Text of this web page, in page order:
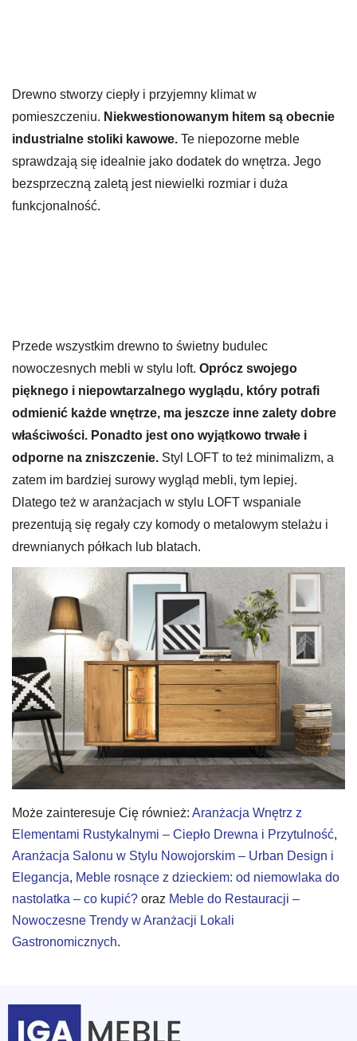
Drewno stworzy ciepły i przyjemny klimat w
pomieszczeniu. Niekwestionowanym hitem są obecnie
industrialne stoliki kawowe. Te niepozorne meble
sprawdzają się idealnie jako dodatek do wnętrza. Jego
bezsprzeczną zaletą jest niewielki rozmiar i duża
funkcjonalność.
Przede wszystkim drewno to świetny budulec
nowoczesnych mebli w stylu loft. Oprócz swojego
pięknego i niepowtarzalnego wyglądu, który potrafi
odmienić każde wnętrze, ma jeszcze inne zalety dobre
właściwości. Ponadto jest ono wyjątkowo trwałe i
odporne na zniszczenie. Styl LOFT to też minimalizm, a
zatem im bardziej surowy wygląd mebli, tym lepiej.
Dlatego też w aranżacjach w stylu LOFT wspaniale
prezentują się regały czy komody o metalowym stelażu i
drewnianych półkach lub blatach.
Może zainteresuje Cię również: Aranżacja Wnętrz z
Elementami Rustykalnymi – Ciepło Drewna i Przytulność,
Aranżacja Salonu w Stylu Nowojorskim – Urban Design i
Elegancja, Meble rosnące z dzieckiem: od niemowlaka do
nastolatka – co kupić? oraz Meble do Restauracji –
Nowoczesne Trendy w Aranżacji Lokali
Gastronomicznych.